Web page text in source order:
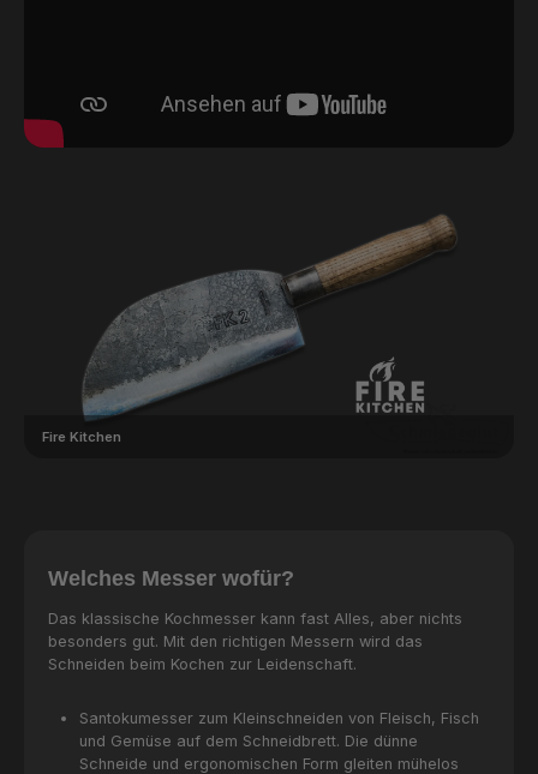
Fire Kitchen
Welches Messer wofür?
Das klassische Kochmesser kann fast Alles, aber nichts
besonders gut. Mit den richtigen Messern wird das
Schneiden beim Kochen zur Leidenschaft.
Santokumesser zum Kleinschneiden von Fleisch, Fisch
und Gemüse auf dem Schneidbrett. Die dünne
Schneide und ergonomischen Form gleiten mühelos